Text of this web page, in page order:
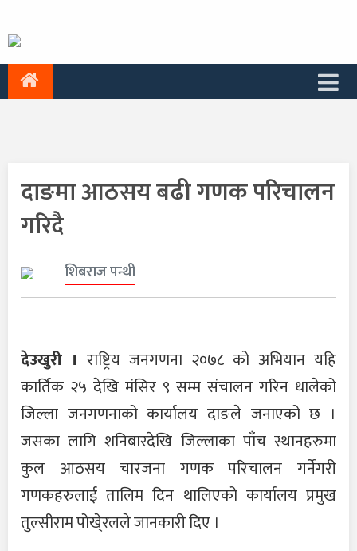
दाङमा आठसय बढी गणक परिचालन
गरिदै
शिबराज पन्थी
देउखुरी । राष्ट्रिय जनगणना २०७८ को अभियान यहि
कार्तिक २५ देखि मंसिर ९ सम्म संचालन गरिन थालेको
जिल्ला जनगणनाको कार्यालय दाङले जनाएको छ ।
जसका लागि शनिबारदेखि जिल्लाका पाँच स्थानहरुमा
कुल आठसय चारजना गणक परिचालन गर्नेगरी
गणकहरुलाई तालिम दिन थालिएको कार्यालय प्रमुख
तुल्सीराम पोखे्रलले जानकारी दिए ।